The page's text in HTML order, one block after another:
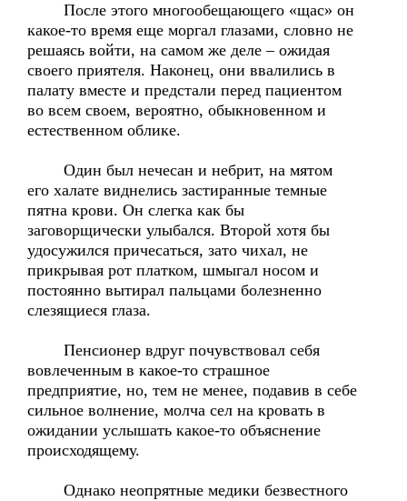
После этого многообещающего «щас» он
какое-то время еще моргал глазами, словно не
решаясь войти, на самом же деле – ожидая
своего приятеля. Наконец, они ввалились в
палату вместе и предстали перед пациентом
во всем своем, вероятно, обыкновенном и
естественном облике.
Один был нечесан и небрит, на мятом
его халате виднелись застиранные темные
пятна крови. Он слегка как бы
заговорщически улыбался. Второй хотя бы
удосужился причесаться, зато чихал, не
прикрывая рот платком, шмыгал носом и
постоянно вытирал пальцами болезненно
слезящиеся глаза.
Пенсионер вдруг почувствовал себя
вовлеченным в какое-то страшное
предприятие, но, тем не менее, подавив в себе
сильное волнение, молча сел на кровать в
ожидании услышать какое-то объяснение
происходящему.
Однако неопрятные медики безвестного